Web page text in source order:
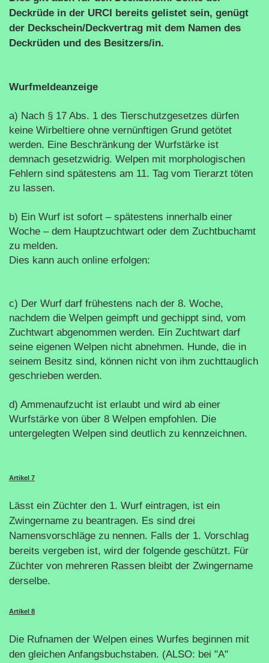
Deckrüde in der URCI bereits gelistet sein, genügt
der Deckschein/Deckvertrag mit dem Namen des
Deckrüden und des Besitzers/in.
Wurfmeldeanzeige
a) Nach § 17 Abs. 1 des Tierschutzgesetzes dürfen
keine Wirbeltiere ohne vernünftigen Grund getötet
werden. Eine Beschränkung der Wurfstärke ist
demnach gesetzwidrig. Welpen mit morphologischen
Fehlern sind spätestens am 11. Tag vom Tierarzt töten
zu lassen.
b) Ein Wurf ist sofort – spätestens innerhalb einer
Woche – dem Hauptzuchtwart oder dem Zuchtbuchamt
zu melden.
Dies kann auch online erfolgen:
c) Der Wurf darf frühestens nach der 8. Woche,
nachdem die Welpen geimpft und gechippt sind, vom
Zuchtwart abgenommen werden. Ein Zuchtwart darf
seine eigenen Welpen nicht abnehmen. Hunde, die in
seinem Besitz sind, können nicht von ihm zuchttauglich
geschrieben werden.
d) Ammenaufzucht ist erlaubt und wird ab einer
Wurfstärke von über 8 Welpen empfohlen. Die
untergelegten Welpen sind deutlich zu kennzeichnen.
Artikel 7
Lässt ein Züchter den 1. Wurf eintragen, ist ein
Zwingername zu beantragen. Es sind drei
Namensvorschläge zu nennen. Falls der 1. Vorschlag
bereits vergeben ist, wird der folgende geschützt. Für
Züchter von mehreren Rassen bleibt der Zwingername
derselbe.
Artikel 8
Die Rufnamen der Welpen eines Wurfes beginnen mit
den gleichen Anfangsbuchstaben. (ALSO: bei "A"